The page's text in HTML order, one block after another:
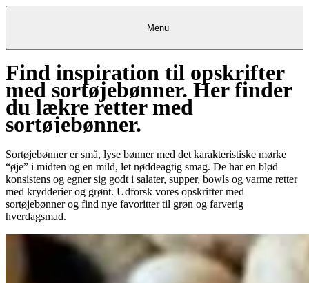
Kantine Kantine
Kantine
FrokostordningFrokostordningFrokostordning
CateringCatering &&EventsEventsCatering & Events
MadkurserMadkurser&&Teambuilding
& Teambuilding
OpskrifterOpskrifterOpskrifter
Restauranter Restauranter Bagerier Bagerier
Restauranter &
Bagerier
FoodserviceFoodserviceFoodservice
DetailDetailDetail
ProjekterProjekter&&rådgivningrådgivning
rådgivning
Køb Køb gavekort gavekort
Køb gavekort
KundeserviceKundeserviceKundeservice
Log ind Mit Meyers
Menu
Find inspiration til opskrifter
med sortøjebønner. Her finder
du lækre retter med
sortøjebønner.
Sortøjebønner er små, lyse bønner med det karakteristiske mørke
“øje” i midten og en mild, let nøddeagtig smag. De har en blød
konsistens og egner sig godt i salater, supper, bowls og varme retter
med krydderier og grønt. Udforsk vores opskrifter med
sortøjebønner og find nye favoritter til grøn og farverig
hverdagsmad.